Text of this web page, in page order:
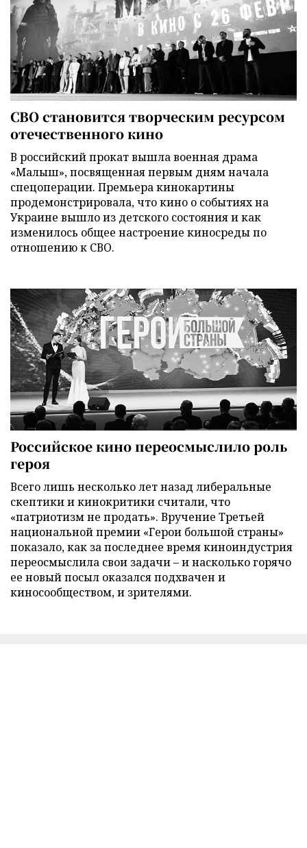
СВО становится творческим ресурсом
отечественного кино
В российский прокат вышла военная драма
«Малыш», посвященная первым дням начала
спецоперации. Премьера кинокартины
продемонстрировала, что кино о событиях на
Украине вышло из детского состояния и как
изменилось общее настроение киносреды по
отношению к СВО.
Российское кино переосмыслило роль
героя
Всего лишь несколько лет назад либеральные
скептики и кинокритики считали, что
«патриотизм не продать». Вручение Третьей
национальной премии «Герои большой страны»
показало, как за последнее время киноиндустрия
переосмыслила свои задачи – и насколько горячо
ее новый посыл оказался подхвачен и
киносообществом, и зрителями.